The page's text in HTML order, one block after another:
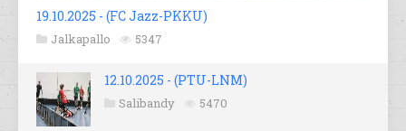
19.10.2025 - (FC Jazz-PKKU)
Jalkapallo 5347
12.10.2025 - (PTU-LNM)
Salibandy 5470